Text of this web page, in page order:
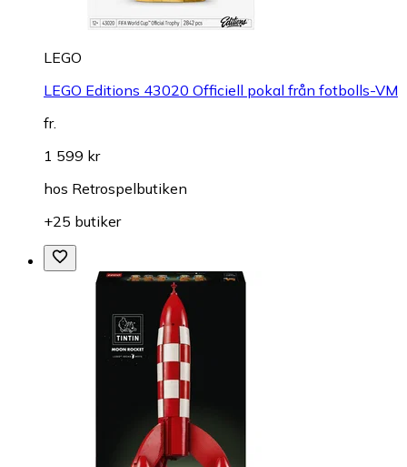
LEGO
LEGO Editions 43020 Officiell pokal från fotbolls-VM
fr.
1 599 kr
hos Retrospelbutiken
+25 butiker